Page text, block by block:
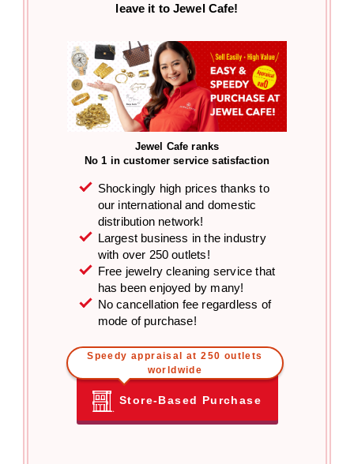
leave it to Jewel Cafe!
Jewel Cafe ranks
No 1 in customer service satisfaction
Shockingly high prices thanks to
our international and domestic
distribution network!
Largest business in the industry
with over 250 outlets!
Free jewelry cleaning service that
has been enjoyed by many!
No cancellation fee regardless of
mode of purchase!
Speedy appraisal at 250 outlets
worldwide
Store-Based Purchase